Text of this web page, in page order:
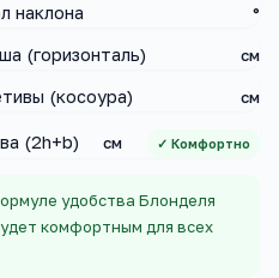
наклона °
(горизонталь) см
(косоура) см
(2h+b) см ✓ Комфортно
удобства Блонделя
комфортным для всех